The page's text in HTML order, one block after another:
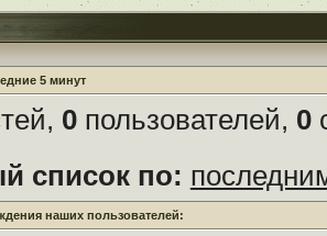
5 минут
0пользователей, 0
список по:
наших пользователей: